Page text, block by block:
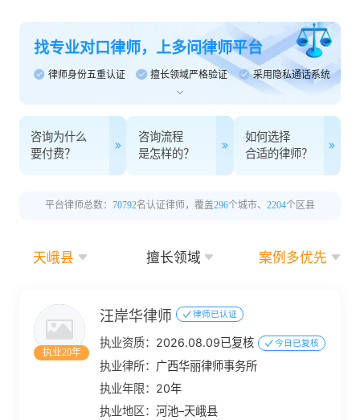
找专业对口律师，上多问律师平台
律师身份五重认证 擅长领域严格验证 采用隐私通话系统
咨询为什么
要付费？
咨询流程
是怎样的？
如何选择
合适的律师？
平台律师总数： 70792名认证律师，覆盖296个城市、 2204个区县
天峨县 擅长领域 案例多优先
执业20年
汪岸华律师 律师已认证
执业资质： 2026.08.09已复核 今日已复核
执业律所： 广西华丽律师事务所
执业年限： 20年
执业地区：河池–天峨县